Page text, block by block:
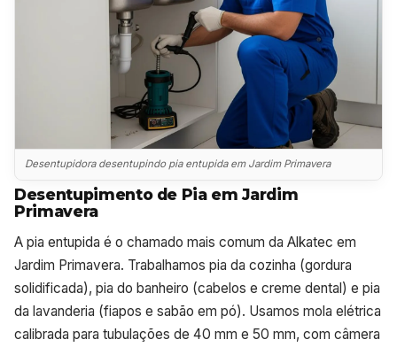
Desentupidora desentupindo pia entupida em Jardim Primavera
Desentupimento de Pia em Jardim
Primavera
A pia entupida é o chamado mais comum da Alkatec em
Jardim Primavera. Trabalhamos pia da cozinha (gordura
solidificada), pia do banheiro (cabelos e creme dental) e pia
da lavanderia (fiapos e sabão em pó). Usamos mola elétrica
calibrada para tubulações de 40 mm e 50 mm, com câmera